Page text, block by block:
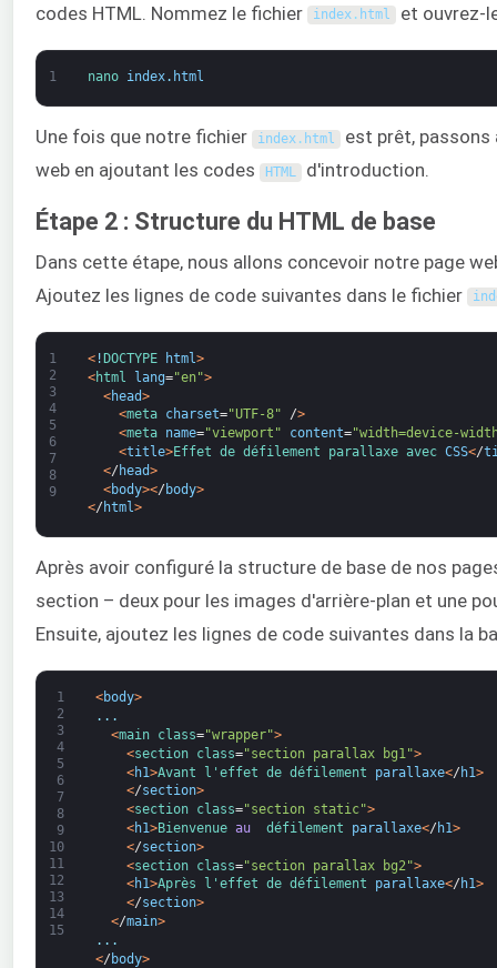
codes HTML. Nommez le fichier index. html et ouvrez-
1 nano index. html
Une fois que notre fichier index. html est prêt, passons
web en ajoutant les codes
HTML d'introduction.
Étape 2 : Structure du HTML de base
Dans cette étape, nous allons concevoir notre page
Ajoutez les lignes de code suivantes dans le fichier
1
2
3
4
5
6
7
8
9
<! DOCTYPE html>
<html lang="en">
<head>
<meta charset="UTF-8" />
<meta name="viewport" content="width=device-
<title>Effet de défilement parallaxe avec CSS</
</ head>
<body></ body>
</ html>
Après avoir configuré la structure de base de nos
section – deux pour les images d'arrière-plan et une
Ensuite, ajoutez les lignes de code suivantes dans la
1
2
3
4
5
6
7
8
9
10
11
12
13
14
15
<body>
. . .
<main class="wrapper">
<section class="section parallax bg1">
<h1>Avant l'effet de défilement parallaxe</ h1>
</section>
<section class="section static">
<h1>Bienvenue au défilement parallaxe</ h1>
</section>
<section class="section parallax bg2">
<h1>Après l'effet de défilement parallaxe</ h1>
</section>
</main>
. . .
</ body>